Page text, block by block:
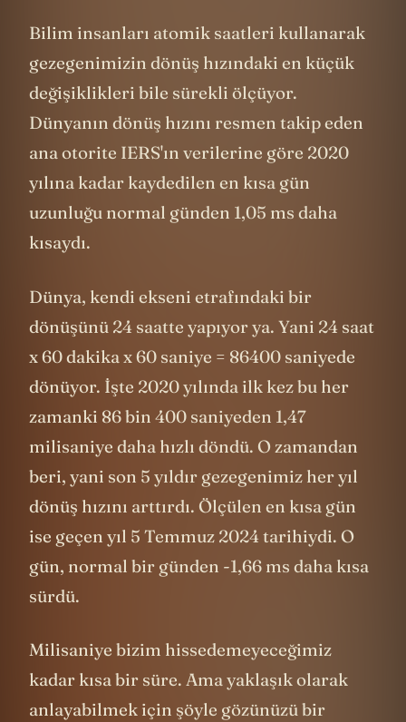
Bilim insanları atomik saatleri kullanarak
gezegenimizin dönüş hızındaki en küçük
değişiklikleri bile sürekli ölçüyor.
Dünyanın dönüş hızını resmen takip eden
ana otorite IERS'ın verilerine göre 2020
yılına kadar kaydedilen en kısa gün
uzunluğu normal günden 1,05 ms daha
kısaydı.
Dünya, kendi ekseni etrafındaki bir
dönüşünü 24 saatte yapıyor ya. Yani 24 saat
x 60 dakika x 60 saniye = 86400 saniyede
dönüyor. İşte 2020 yılında ilk kez bu her
zamanki 86 bin 400 saniyeden 1,47
milisaniye daha hızlı döndü. O zamandan
beri, yani son 5 yıldır gezegenimiz her yıl
dönüş hızını arttırdı. Ölçülen en kısa gün
ise geçen yıl 5 Temmuz 2024 tarihiydi. O
gün, normal bir günden -1,66 ms daha kısa
sürdü.
Milisaniye bizim hissedemeyeceğimiz
kadar kısa bir süre. Ama yaklaşık olarak
anlayabilmek için şöyle gözünüzü bir